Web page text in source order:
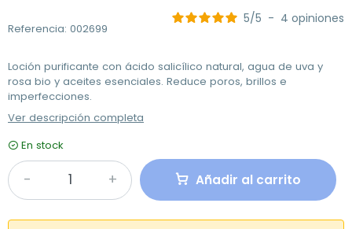
Referencia: 002699
5/5 - 4 opiniones
Loción purificante con ácido salicílico natural, agua de uva y
rosa bio y aceites esenciales. Reduce poros, brillos e
imperfecciones.
Ver descripción completa
En stock
Añadir al carrito